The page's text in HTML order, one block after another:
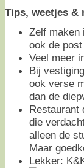
Tips, weetjes &
Zelf maken
ook de
Veel meer
Bij
ook verse
dan de
Restaurant
die
alleen de
Maar
Lekker: